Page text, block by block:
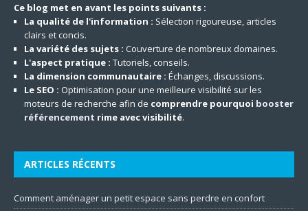
Ce blog met en avant les points suivants :
La qualité de l'information : Sélection rigoureuse, articles
clairs et concis.
La variété des sujets : Couverture de nombreux domaines.
L'aspect pratique : Tutoriels, conseils.
La dimension communautaire : Échanges, discussions.
Le SEO : Optimisation pour une meilleure visibilité sur les
moteurs de recherche afin de comprendre pourquoi booster
référencement rime avec visibilité.
ARTICLES RÉCENTS
Comment aménager un petit espace sans perdre en confort